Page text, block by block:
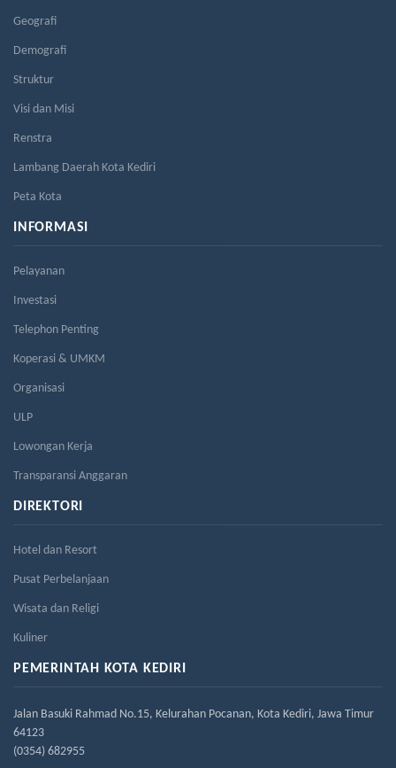
Geografi
Demografi
Struktur
Visi dan Misi
Renstra
Lambang Daerah Kota Kediri
Peta Kota
INFORMASI
Pelayanan
Investasi
Telephon Penting
Koperasi & UMKM
Organisasi
ULP
Lowongan Kerja
Transparansi Anggaran
DIREKTORI
Hotel dan Resort
Pusat Perbelanjaan
Wisata dan Religi
Kuliner
PEMERINTAH KOTA KEDIRI
Jalan Basuki Rahmad No.15, Kelurahan Pocanan, Kota Kediri, Jawa Timur
64123
(0354) 682955